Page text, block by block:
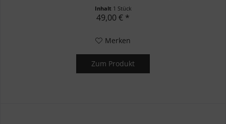
Inhalt 1 Stück
49,00 € *
Merken
Zum Produkt